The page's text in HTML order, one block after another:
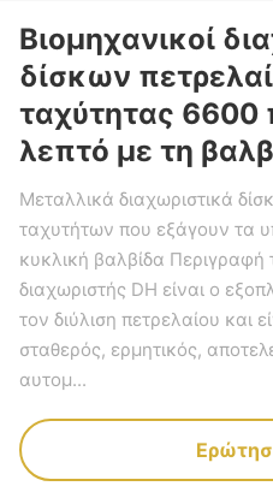
Βιομηχανικοί
δίσκων
ταχύτητας 6600
λεπτό με τη
Μεταλλικά διαχωριστικά
ταχυτήτων που εξάγουν τα
κυκλική βαλβίδα Περιγραφή
διαχωριστής DH είναι ο
τον διύλιση πετρελαίου και
σταθερός, ερμητικός,
αυτομ...